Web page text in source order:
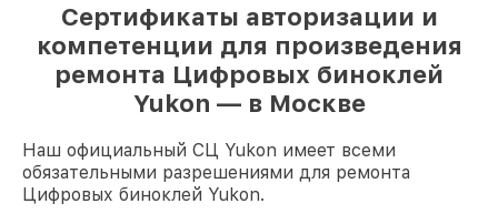
Сертификаты авторизации и
компетенции для произведения
ремонта Цифровых биноклей
Yukon — в Москве
Наш официальный СЦ Yukon имеет всеми
обязательными разрешениями для ремонта
Цифровых биноклей Yukon.